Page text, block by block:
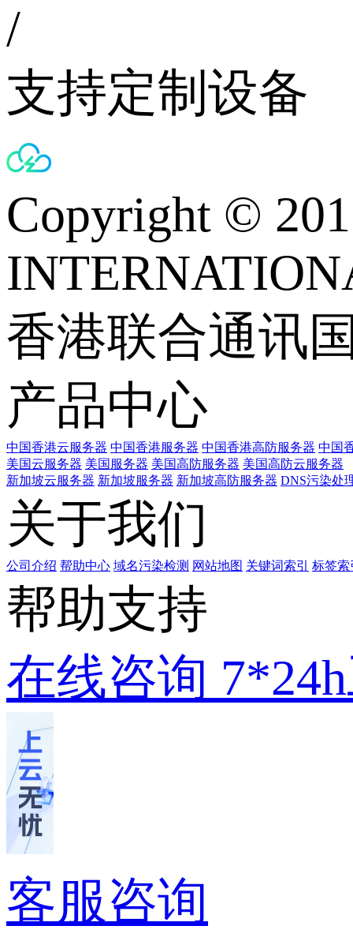
/
支持定制设备
Copyright ©
香港联合通讯
产品中心
中国香港云服务器 中国香港服务器 中国香港高防服务器 中国
美国云服务器 美国服务器 美国高防服务器 美国高防云服务器
新加坡云服务器 新加坡服务器 新加坡高防服务器 DNS污染处
关于我们
公司介绍 帮助中心 域名污染检测 网站地图 关键词索引 标签索
帮助支持
在线咨询
客服咨询